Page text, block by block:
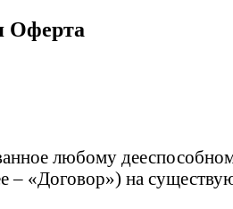
Оферта
любому
– «Договор») на